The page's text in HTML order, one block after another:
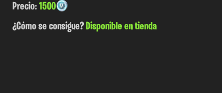
Precio:1500
¿Cómo se consigue?Disponible en tienda